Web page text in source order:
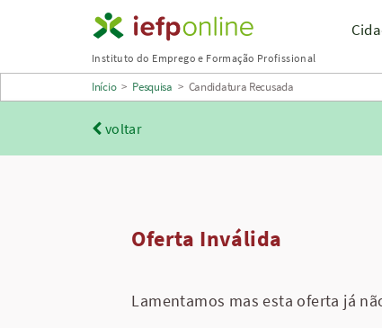
Instituto do Emprego e Formação Profissional
Início > Pesquisa > Candidatura Recusada
voltar
Oferta Inválida
Lamentamos mas esta oferta já